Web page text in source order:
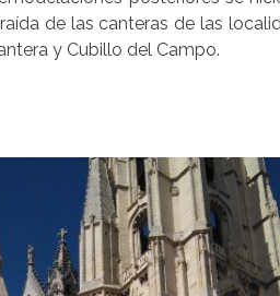
de las canteras de las
y Cubillo del Campo.